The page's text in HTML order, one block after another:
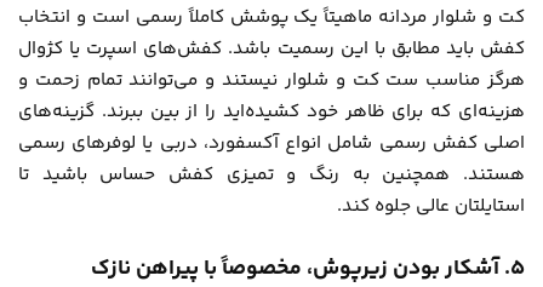
کت و شلوار مردانه ماهیتاً یک پوشش کاملاً رسمی است و انتخاب
کفش باید مطابق با این رسمیت باشد. کفش‌های اسپرت یا کژوال
هرگز مناسب ست کت و شلوار نیستند و می‌توانند تمام زحمت و
هزینه‌ای که برای ظاهر خود کشیده‌اید را از بین ببرند. گزینه‌های
اصلی کفش رسمی شامل انواع آکسفورد، دربی یا لوفرهای رسمی
هستند. همچنین به رنگ و تمیزی کفش حساس باشید تا
استایلتان عالی جلوه کند.
۵. آشکار بودن زیرپوش، مخصوصاً با پیراهن نازک